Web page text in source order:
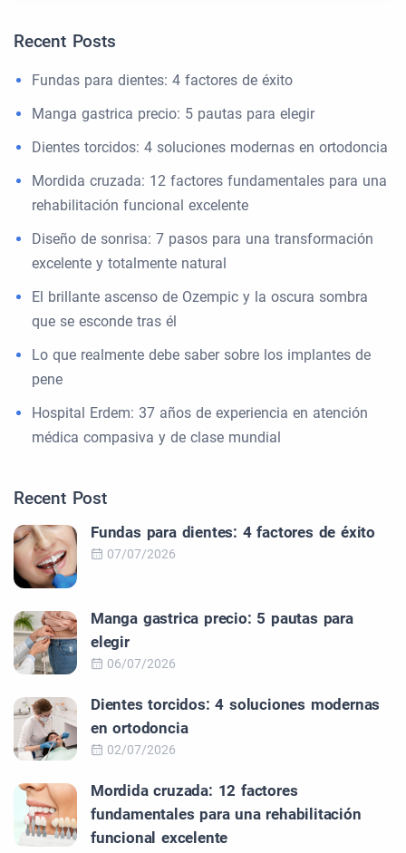
Recent Posts
Fundas para dientes: 4 factores de éxito
Manga gastrica precio: 5 pautas para elegir
Dientes torcidos: 4 soluciones modernas en ortodoncia
Mordida cruzada: 12 factores fundamentales para una
rehabilitación funcional excelente
Diseño de sonrisa: 7 pasos para una transformación
excelente y totalmente natural
El brillante ascenso de Ozempic y la oscura sombra
que se esconde tras él
Lo que realmente debe saber sobre los implantes de
pene
Hospital Erdem: 37 años de experiencia en atención
médica compasiva y de clase mundial
Recent Post
Fundas para dientes: 4 factores de éxito
07/07/2026
Manga gastrica precio: 5 pautas para
elegir
06/07/2026
Dientes torcidos: 4 soluciones modernas
en ortodoncia
02/07/2026
Mordida cruzada: 12 factores
fundamentales para una rehabilitación
funcional excelente